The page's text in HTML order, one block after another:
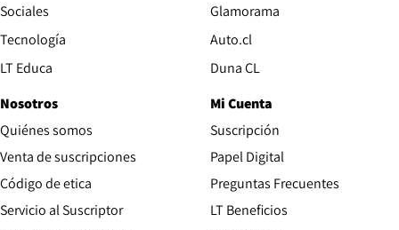
Sociales
Tecnología
LT Educa
Glamorama
Auto.cl
Duna CL
Nosotros
Quiénes somos
Venta de suscripciones
Código de etica Opens in new window
Servicio al Suscriptor
Mi Cuenta
Suscripción
Papel Digital
Preguntas Frecuentes
LT Beneficios